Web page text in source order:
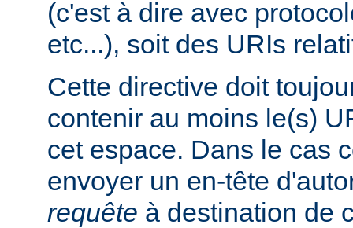
(c'est à dire avec
etc...), soit des URIs
Cette directive doit
contenir au moins le(s)
cet espace. Dans le cas
envoyer un en-tête
requête à destination de